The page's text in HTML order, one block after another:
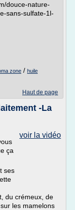
douce-nature-
sans-sulfate-1l-
zone / huile
Haut de page
-La
voir la vidéo
ça
ses
du crémeux, de
les mamelons